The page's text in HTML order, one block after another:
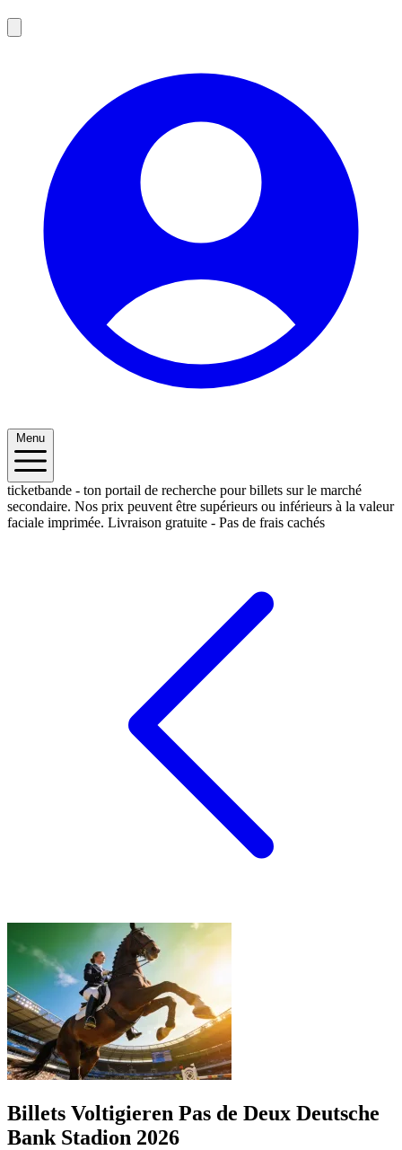
Menu
ticketbande - ton portail de recherche pour billets sur le marché
secondaire. Nos prix peuvent être supérieurs ou inférieurs à la valeur
faciale imprimée. Livraison gratuite - Pas de frais cachés
Billets Voltigieren Pas de Deux Deutsche
Bank Stadion 2026